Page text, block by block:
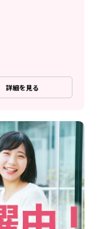
詳細を見る